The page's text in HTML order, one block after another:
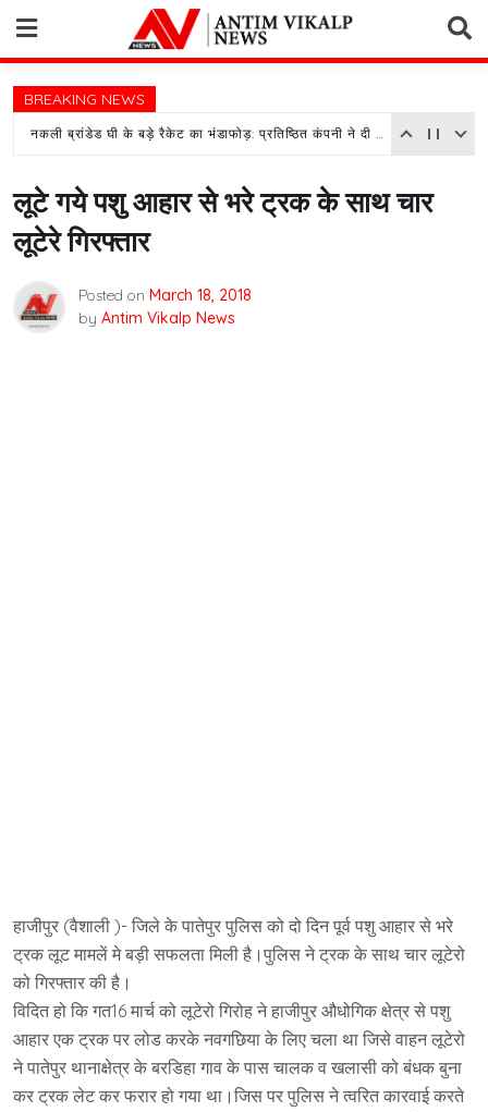
content
BREAKING NEWS
नकली ब्रांडेड घी के बड़े रैकेट का भंडाफोड़: प्रतिष्ठित कंपनी ने दी तहरीर, पुलिस जांच में जुटी
लूटे गये पशु आहार से भरे ट्रक के साथ चार
लूटेरे गिरफ्तार
Posted on March 18, 2018
by Antim Vikalp News
हाजीपुर (वैशाली )- जिले के पातेपुर पुलिस को दो दिन पूर्व पशु आहार से भरे
ट्रक लूट मामलें मे बड़ी सफलता मिली है।पुलिस ने ट्रक के साथ चार लूटेरो
को गिरफ्तार की है।
विदित हो कि गत16 मार्च को लूटेरो गिरोह ने हाजीपुर औधोगिक क्षेत्र से पशु
आहार एक ट्रक पर लोड करके नवगछिया के लिए चला था जिसे वाहन लूटेरो
ने पातेपुर थानाक्षेत्र के बरडिहा गाव के पास चालक व खलासी को बंधक बुना
कर ट्रक लेट कर फरार हो गया था।जिस पर पुलिस ने त्वरित कारवाई करते